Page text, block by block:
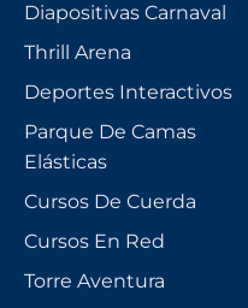
Diapositivas Carnaval
Thrill Arena
Deportes Interactivos
Parque De Camas
Elásticas
Cursos De Cuerda
Cursos En Red
Torre Aventura